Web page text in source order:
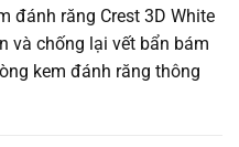
đánh răng Crest 3D White
và chống lại vết bẩn bám
kem đánh răng thông